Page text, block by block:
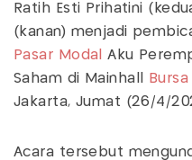
Ratih Esti Prihatini
(kanan) menjadi
Pasar Modal
Aku
Saham di Mainhall
Jakarta, Jumat (26/4/
Acara tersebut